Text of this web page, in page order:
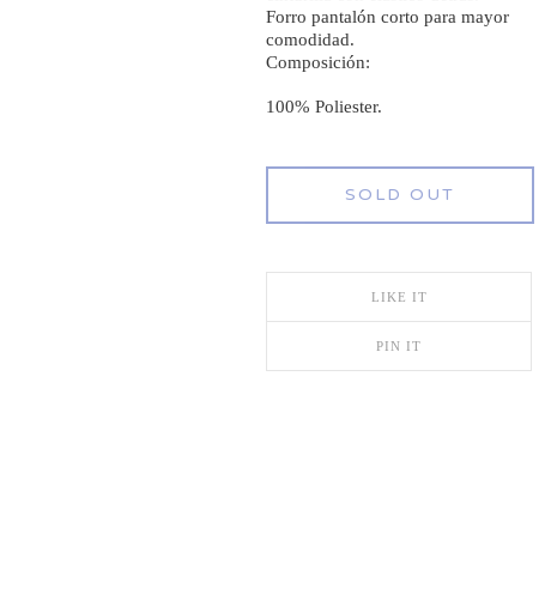
Forro pantalón corto para mayor
comodidad.
Composición:
100% Poliester.
SOLD OUT
LIKE IT
PIN IT